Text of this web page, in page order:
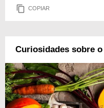
COPIAR
Curiosidades sobre